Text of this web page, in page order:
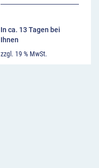
In ca. 13 Tagen bei
Ihnen
zzgl. 19 % MwSt.